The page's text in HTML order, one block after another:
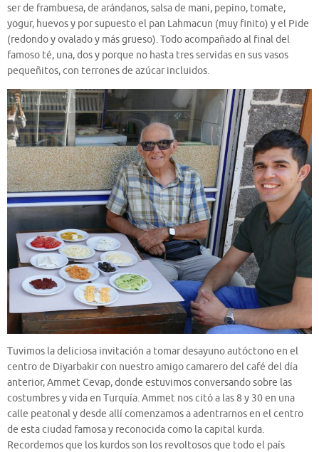
ser de frambuesa, de arándanos, salsa de mani, pepino, tomate,
yogur, huevos y por supuesto el pan Lahmacun (muy finito) y el Pide
(redondo y ovalado y más grueso). Todo acompañado al final del
famoso té, una, dos y porque no hasta tres servidas en sus vasos
pequeñitos, con terrones de azúcar incluidos.
Tuvimos la deliciosa invitación a tomar desayuno autóctono en el
centro de Diyarbakir con nuestro amigo camarero del café del día
anterior, Ammet Cevap, donde estuvimos conversando sobre las
costumbres y vida en Turquía. Ammet nos citó a las 8 y 30 en una
calle peatonal y desde allí comenzamos a adentrarnos en el centro
de esta ciudad famosa y reconocida como la capital kurda.
Recordemos que los kurdos son los revoltosos que todo el país